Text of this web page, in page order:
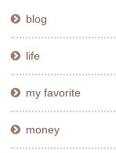
blog
life
my favorite
money